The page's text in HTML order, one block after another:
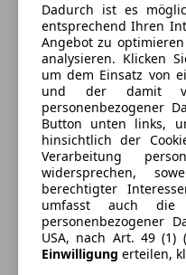
Energieverbrauch
Kraftstoff
Kraftstoffverbrauch
Dadurch ist es
entsprechend Ihren
Angebot zu
analysieren. Klicken
um dem Einsatz von
und der damit
personenbezogener
Button unten links,
hinsichtlich der
Verarbeitung
widersprechen,
berechtigter
umfasst auch die
personenbezogener
USA, nach Art. 49 (1)
Einwilligung erteilen,